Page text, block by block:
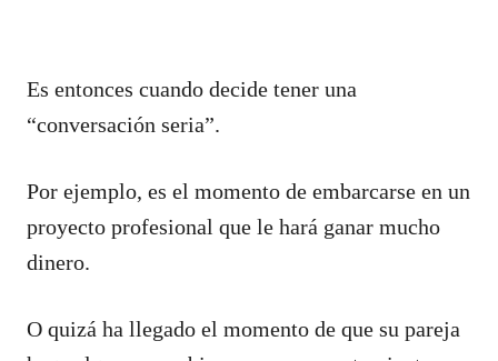
Es entonces cuando decide tener una
“conversación seria”.
Por ejemplo, es el momento de embarcarse en un
proyecto profesional que le hará ganar mucho
dinero.
O quizá ha llegado el momento de que su pareja